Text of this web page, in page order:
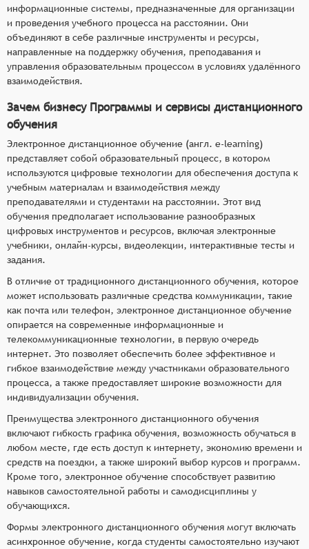
информационные системы, предназначенные для организации
и проведения учебного процесса на расстоянии. Они
объединяют в себе различные инструменты и ресурсы,
направленные на поддержку обучения, преподавания и
управления образовательным процессом в условиях удалённого
взаимодействия.
Зачем бизнесу Программы и сервисы дистанционного
обучения
Электронное дистанционное обучение (англ. e-learning)
представляет собой образовательный процесс, в котором
используются цифровые технологии для обеспечения доступа к
учебным материалам и взаимодействия между
преподавателями и студентами на расстоянии. Этот вид
обучения предполагает использование разнообразных
цифровых инструментов и ресурсов, включая электронные
учебники, онлайн-курсы, видеолекции, интерактивные тесты и
задания.
В отличие от традиционного дистанционного обучения, которое
может использовать различные средства коммуникации, такие
как почта или телефон, электронное дистанционное обучение
опирается на современные информационные и
телекоммуникационные технологии, в первую очередь
интернет. Это позволяет обеспечить более эффективное и
гибкое взаимодействие между участниками образовательного
процесса, а также предоставляет широкие возможности для
индивидуализации обучения.
Преимущества электронного дистанционного обучения
включают гибкость графика обучения, возможность обучаться в
любом месте, где есть доступ к интернету, экономию времени и
средств на поездки, а также широкий выбор курсов и программ.
Кроме того, электронное обучение способствует развитию
навыков самостоятельной работы и самодисциплины у
обучающихся.
Формы электронного дистанционного обучения могут включать
асинхронное обучение, когда студенты самостоятельно изучают